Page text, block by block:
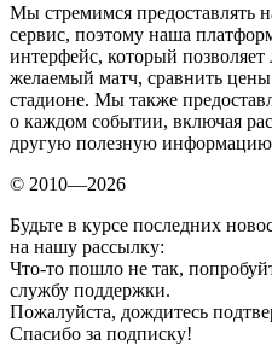
Мы стремимся предоставлять
сервис, поэтому наша
интерфейс, который
желаемый матч, сравнить
стадионе. Мы также
о каждом событии, включая
другую полезную
© 2010—2026
Будьте в курсе последних
на нашу рассылку:
Что-то пошло не так,
службу поддержки.
Пожалуйста, дождитесь
Спасибо за подписку!